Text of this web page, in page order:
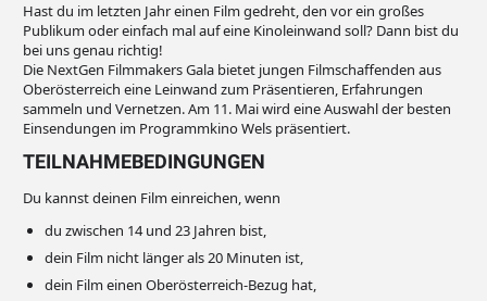
Hast du im letzten Jahr einen Film gedreht, den vor ein großes
Publikum oder einfach mal auf eine Kinoleinwand soll? Dann bist du
bei uns genau richtig!
Die NextGen Filmmakers Gala bietet jungen Filmschaffenden aus
Oberösterreich eine Leinwand zum Präsentieren, Erfahrungen
sammeln und Vernetzen. Am 11. Mai wird eine Auswahl der besten
Einsendungen im Programmkino Wels präsentiert.
TEILNAHMEBEDINGUNGEN
Du kannst deinen Film einreichen, wenn
du zwischen 14 und 23 Jahren bist,
dein Film nicht länger als 20 Minuten ist,
dein Film einen Oberösterreich-Bezug hat,